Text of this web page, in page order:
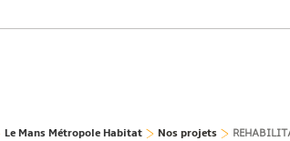
Le Mans Métropole Habitat Nos projets